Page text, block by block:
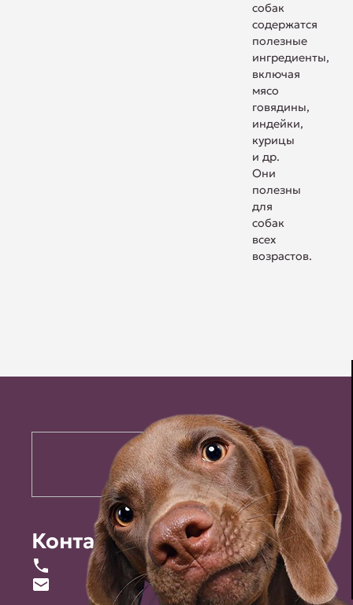
собак
содержатся
полезные
ингредиенты,
включая
мясо
говядины,
индейки,
курицы
и др.
Они
полезны
для
собак
всех
возрастов.
Контакты